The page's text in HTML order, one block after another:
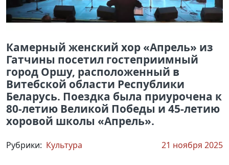
Камерный женский хор «Апрель» из
Гатчины посетил гостеприимный
город Оршу, расположенный в
Витебской области Республики
Беларусь. Поездка была приурочена к
80-летию Великой Победы и 45-летию
хоровой школы «Апрель».
Рубрики: Культура 21 ноября 2025